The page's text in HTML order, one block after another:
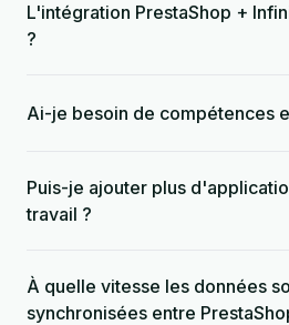
L'intégration PrestaShop +
?
Ai-je besoin de compétences
Puis-je ajouter plus
travail ?
À quelle vitesse les données
synchronisées entre